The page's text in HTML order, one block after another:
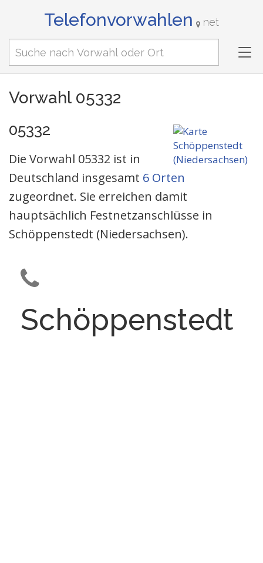
Telefonvorwahlen net
Vorwahl 05332
05332
Die Vorwahl 05332 ist in
Deutschland insgesamt 6 Orten
zugeordnet. Sie erreichen damit
hauptsächlich Festnetzanschlüsse in
Schöppenstedt (Niedersachsen).
Schöppenstedt